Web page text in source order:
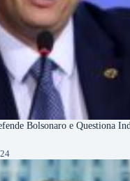
Bolsonaro e Questiona